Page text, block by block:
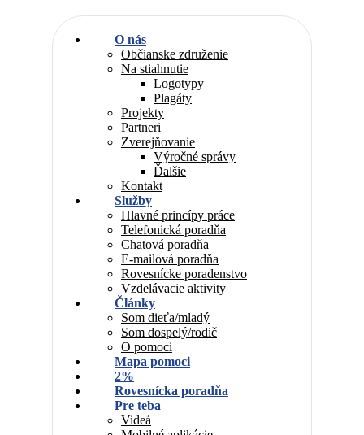
O nás
Občianske združenie
Na stiahnutie
Logotypy
Plagáty
Projekty
Partneri
Zverejňovanie
Výročné správy
Ďalšie
Kontakt
Služby
Hlavné princípy práce
Telefonická poradňa
Chatová poradňa
E-mailová poradňa
Rovesnícke poradenstvo
Vzdelávacie aktivity
Články
Som dieťa/mladý
Som dospelý/rodič
O pomoci
Mapa pomoci
2%
Rovesnícka poradňa
Pre teba
Videá